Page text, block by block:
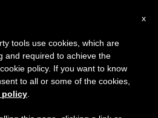
×
agosto haremos la pausa
en el periodo de verano
y también el
x
tools use cookies, which are
and required to achieve the
policy. If you want to know
to all or some of the cookies,
policy